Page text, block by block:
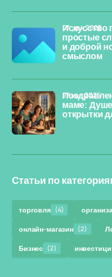
Искусство
простые
и доброй
смыслом
04 дек 2025
маме:
открытки
27 ноя 2025
Статьи по
торговля (4)
онлайн-магазин (2)
Бизнес (2)